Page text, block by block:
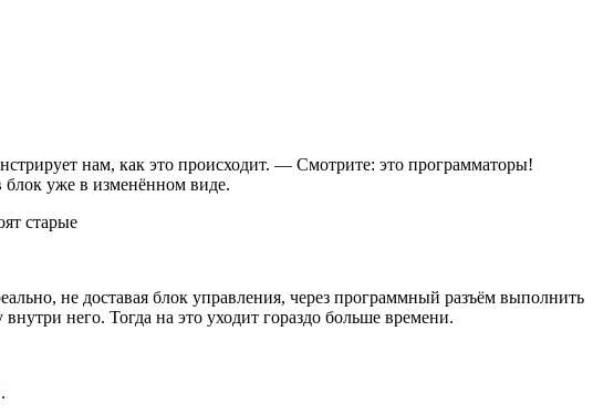
нам, как это происходит. — Смотрите: это программаторы!
уже в изменённом виде.
не доставая блок управления, через программный разъём выполнить
него. Тогда на это уходит гораздо больше времени.